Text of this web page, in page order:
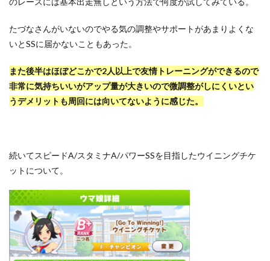
たづなさんがいないのでやる気の調整やサポートがあまりよくな
いとSSに届かないこともあった。
また後半はほぼどこかで2人以上で友情トレーニングができるので
非常に気持ちいいがアップ量が大きいので微調整がしにくいとい
うデメリットも周回には向いてないように感じた。
続いてスピードA/スタミナA/パワーSSを目指したウイニングチケ
ットについて。